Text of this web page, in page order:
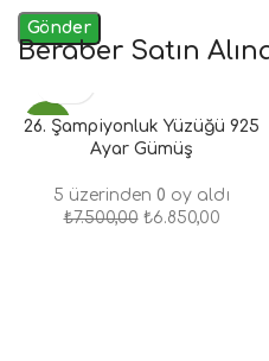
Beraber Satın
- 9%
26. Şampiyonluk Yüzüğü 925
Ayar Gümüş
5 üzerinden 0 oy aldı
₺7.500,00 ₺6.850,00